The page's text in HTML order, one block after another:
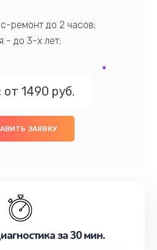
ремонт до 2 часов;
- до 3-х лет;
от 1490 руб.
ЗАЯВКУ
за 30 мин.